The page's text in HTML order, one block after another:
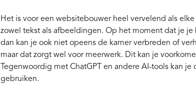
Het is voor een websitebouwer heel vervelend als
zowel tekst als afbeeldingen. Op het moment dat je
dan kan je ook niet opeens de kamer verbreden of
maar dat zorgt wel voor meerwerk. Dit kan je
Tegenwoordig met ChatGPT en andere AI-tools kan
gebruiken.